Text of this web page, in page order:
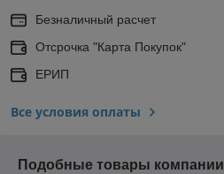
Безналичный расчет
Отсрочка "Карта Покупок"
ЕРИП
Все условия оплаты
Подобные товары компании